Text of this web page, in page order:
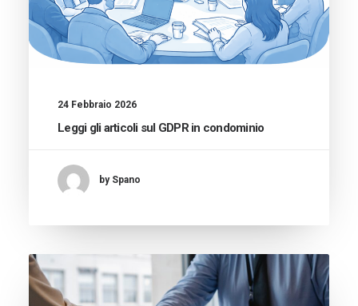
24 Febbraio 2026
Leggi gli articoli sul GDPR in condominio
by Spano